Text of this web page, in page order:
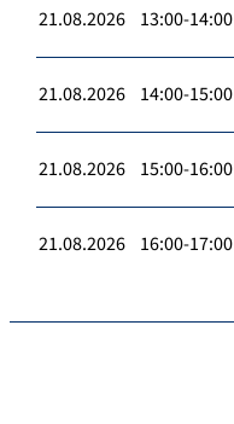
21.08.2026 13:00-14:00
21.08.2026 14:00-15:00
21.08.2026 15:00-16:00
21.08.2026 16:00-17:00